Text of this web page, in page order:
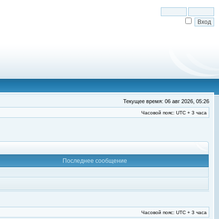
Текущее время: 06 авг 2026, 05:26
Часовой пояс: UTC + 3 часа
Последнее сообщение
Часовой пояс: UTC + 3 часа